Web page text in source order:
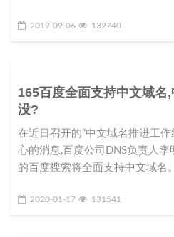
2019-09-06 132740
165百度全面支持中文域名
没?
在近日召开的“中文域名推进工作
心的消息,百度公司DNS负责人
的百度搜索将全面支持中文域名
2020-01-17 131541